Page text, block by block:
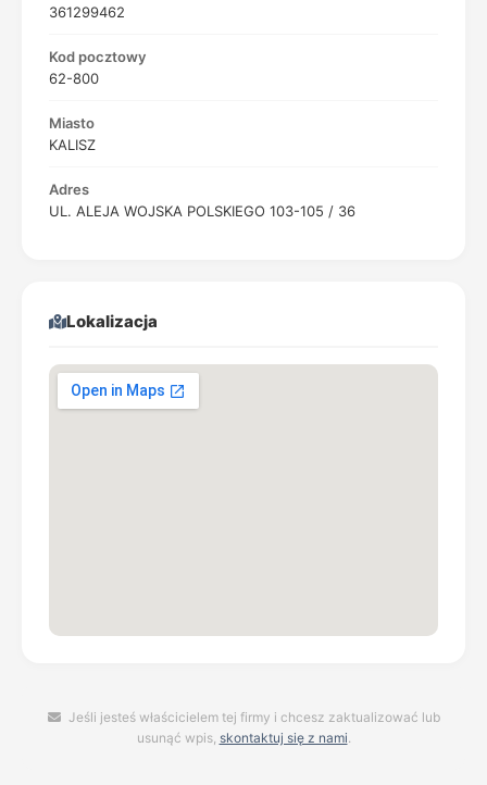
361299462
Kod pocztowy
62-800
Miasto
KALISZ
Adres
UL. ALEJA WOJSKA POLSKIEGO 103-105 / 36
Lokalizacja
Jeśli jesteś właścicielem tej firmy i chcesz zaktualizować lub
usunąć wpis, skontaktuj się z nami.